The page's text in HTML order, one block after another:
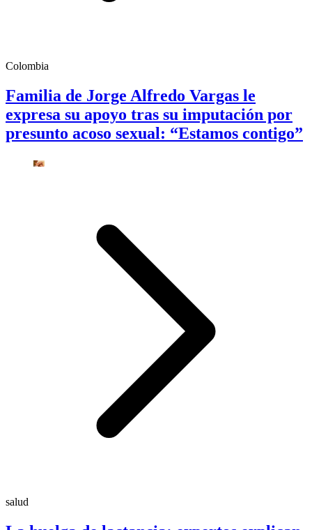
Colombia
Familia de Jorge Alfredo Vargas le
expresa su apoyo tras su imputación por
presunto acoso sexual: “Estamos contigo”
salud